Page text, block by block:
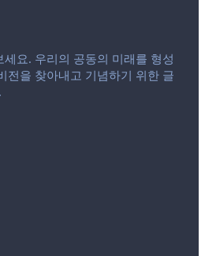
요. 우리의 공동의 미래를 형성
전을 찾아내고 기념하기 위한 글